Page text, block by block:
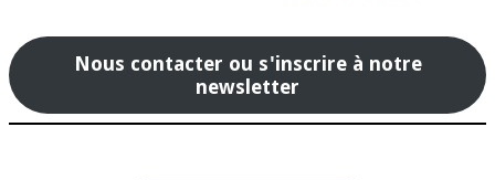
Nous contacter ou s'inscrire à notre
newsletter